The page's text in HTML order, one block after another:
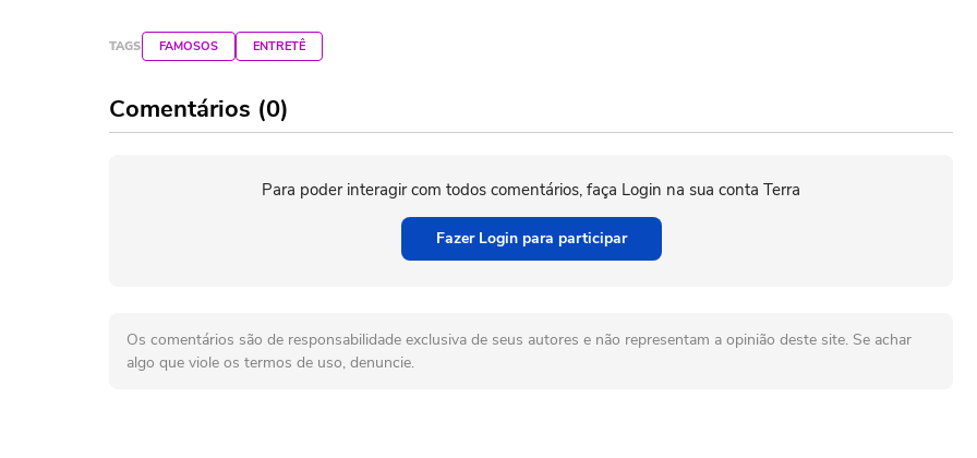
TAGS FAMOSOS ENTRETÊ
Comentários (0)
Para poder interagir com todos comentários, faça Login na sua conta Terra
Fazer Login para participar
Os comentários são de responsabilidade exclusiva de seus autores e não representam a opinião deste site. Se achar
algo que viole os termos de uso, denuncie.